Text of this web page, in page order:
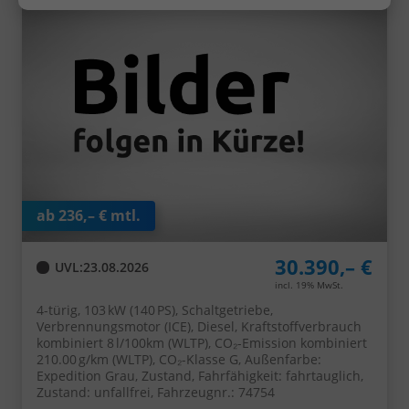
UVL:23.08.2026 30.390,– €
incl. 19% MwSt.
ab 236,– € mtl.
4-türig, 103 kW (140 PS), Schaltgetriebe,
Verbrennungsmotor (ICE), Diesel, Kraftstoffverbrauch
kombiniert 8 l/100km (WLTP), CO₂-Emission kombiniert
210.00 g/km (WLTP), CO₂-Klasse G, Außenfarbe:
Expedition Grau, Zustand, Fahrfähigkeit: fahrtauglich,
Zustand: unfallfrei, Fahrzeugnr.: 74754